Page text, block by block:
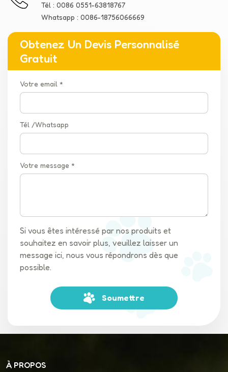
Tél : 0086 0551-63818767
Whatsapp : 0086-18756066669
Obtenez Un Devis Personnalisé
Gratuit
Votre email *
Tél /Whatsapp
Votre message *
Si vous êtes intéressé par nos produits et
souhaitez en savoir plus, veuillez laisser un
message ici, nous vous répondrons dès que
possible.
Soumettre
À PROPOS